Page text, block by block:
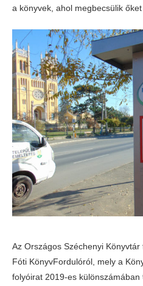
a könyvek, ahol megbecsülik
Az Országos Széchenyi
Fóti KönyvFordulóról, mely a
folyóirat 2019-es